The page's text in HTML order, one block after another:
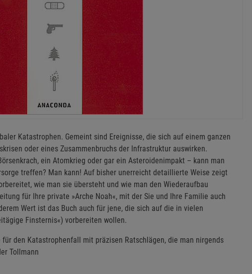
Katastrophen. Gemeint sind Ereignisse, die sich auf einem ganzen
oder eines Zusammenbruchs der Infrastruktur auswirken.
ein Atomkrieg oder gar ein Asteroidenimpakt – kann man
treffen? Man kann! Auf bisher unerreicht detaillierte Weise zeigt
wie man sie übersteht und wie man den Wiederaufbau
für Ihre private »Arche Noah«, mit der Sie und Ihre Familie auch
Wert ist das Buch auch für jene, die sich auf die in vielen
Finsternis«) vorbereiten wollen.
den Katastrophenfall mit präzisen Ratschlägen, die man nirgends
Tollmann